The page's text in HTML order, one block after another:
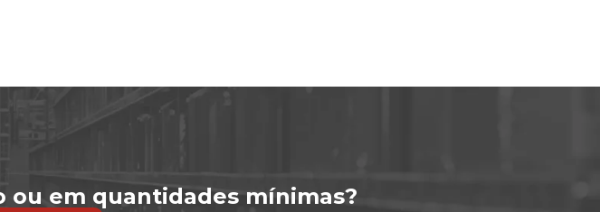
ou em quantidades mínimas?